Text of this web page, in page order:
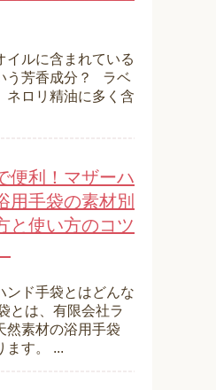
イルに含まれている
う芳香成分？ ラベ
ネロリ精油に多く含
便利！マザーハ
用手袋の素材別
と使い方のコツ
ンド手袋とはどんな
とは、有限会社ラ
然素材の浴用手袋
ます。 ...